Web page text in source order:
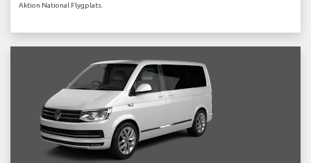
Aktion National Flygplats.